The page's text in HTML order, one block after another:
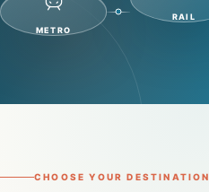
METRO
RAIL
CHOOSE YOUR DESTINATION